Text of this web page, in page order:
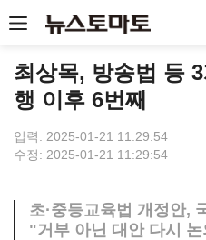
최상목, 방송법 등
행 이후 6번째
입력: 2025-01-21 11:29:54
수정: 2025-01-21 11:29:54
초·중등교육법 개정안,
"거부 아닌 대안 다시